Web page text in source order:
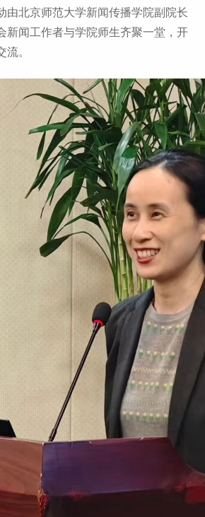
由北京师范大学新闻传播学院副院长
新闻工作者与学院师生齐聚一堂，开
流。